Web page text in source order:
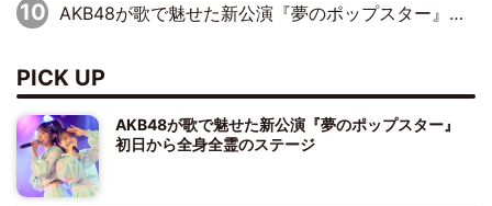
AKB48が歌で魅せた新公演『夢のポップスター』 初日から全身全霊のステージ
PICK UP
AKB48が歌で魅せた新公演『夢のポップスター』
初日から全身全霊のステージ